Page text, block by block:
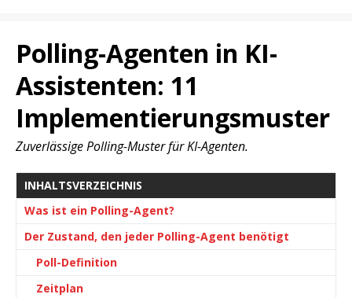
Polling-Agenten in KI-
Assistenten: 11
Implementierungsmuster
Zuverlässige Polling-Muster für KI-Agenten.
INHALTSVERZEICHNIS
Was ist ein Polling-Agent?
Der Zustand, den jeder Polling-Agent benötigt
Poll-Definition
Zeitplan